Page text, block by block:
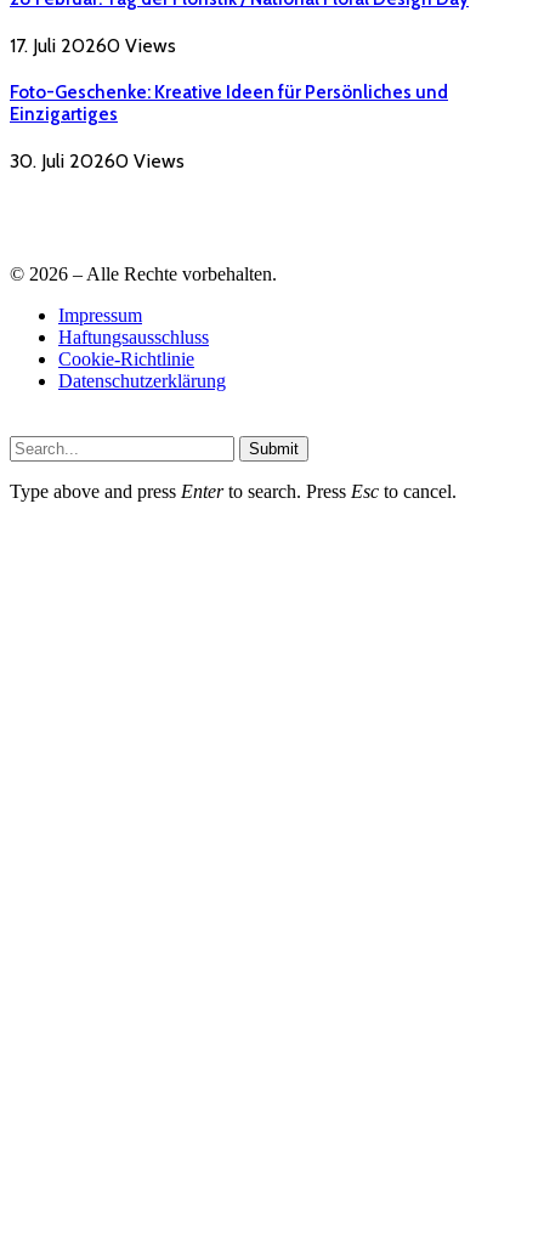
17. Juli 20260 Views
Foto-Geschenke: Kreative Ideen für Persönliches und
Einzigartiges
30. Juli 20260 Views
© 2026 – Alle Rechte vorbehalten.
Impressum
Haftungsausschluss
Cookie-Richtlinie
Datenschutzerklärung
Submit
Type above and press Enterto search. Press Esc to cancel.